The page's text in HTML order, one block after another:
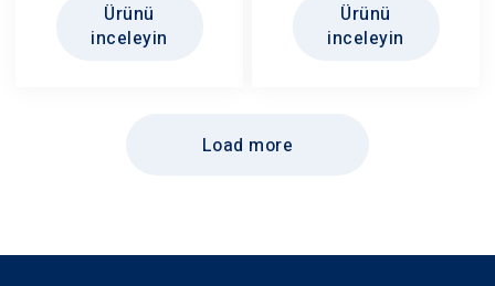
Ürünü
inceleyin
Ürünü
inceleyin
Load more